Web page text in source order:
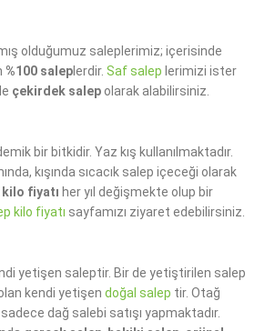
olduğumuz saleplerimiz; içerisinde
%100 saleplerdir. Saf salep lerimizi ister
çekirdek salep olarak alabilirsiniz.
bir bitkidir. Yaz kış kullanılmaktadır.
kışında sıcacık salep içeceği olarak
kilo fiyatı her yıl değişmekte olup bir
kilo fiyatı sayfamızı ziyaret edebilirsiniz.
yetişen saleptir. Bir de yetiştirilen salep
kendi yetişen doğal salep tir. Otağ
dağ salebi satışı yapmaktadır.